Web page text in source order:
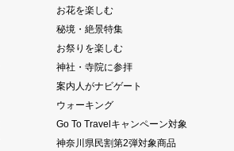
お花を楽しむ
秘境・絶景特集
お祭りを楽しむ
神社・寺院に参拝
案内人がナビゲート
ウォーキング
Go To Travelキャンペーン対象
神奈川県民割第2弾対象商品